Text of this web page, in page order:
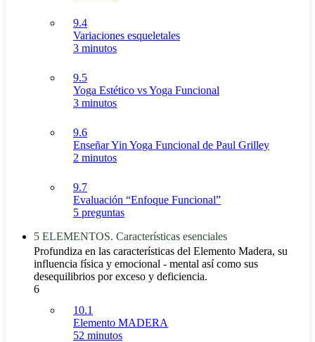
9.4
Variaciones esqueletales
3 minutos
9.5
Yoga Estético vs Yoga Funcional
3 minutos
9.6
Enseñar Yin Yoga Funcional de Paul Grilley
2 minutos
9.7
Evaluación “Enfoque Funcional”
5 preguntas
5 ELEMENTOS. Características esenciales
Profundiza en las características del Elemento Madera, su
influencia física y emocional - mental así como sus
desequilibrios por exceso y deficiencia.
6
10.1
Elemento MADERA
52 minutos